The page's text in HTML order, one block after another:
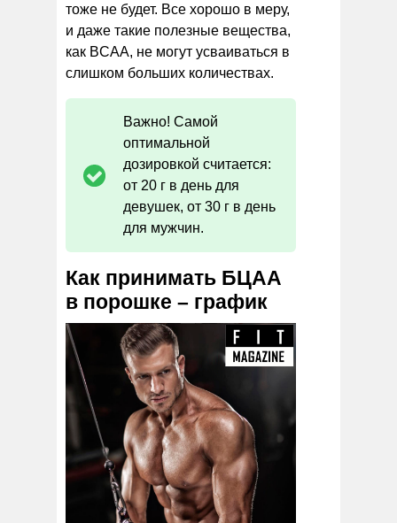
тоже не будет. Все хорошо в меру,
и даже такие полезные вещества,
как BCAA, не могут усваиваться в
слишком больших количествах.
Важно! Самой
оптимальной
дозировкой считается:
от 20 г в день для
девушек, от 30 г в день
для мужчин.
Как принимать БЦАА
в порошке – график